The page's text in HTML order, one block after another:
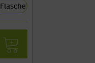
Flasche